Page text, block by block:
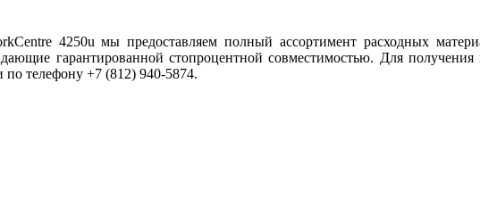
4250u мы предоставляем полный ассортимент расходных
гарантированной стопроцентной совместимостью. Для получения
телефону +7 (812) 940-5874.